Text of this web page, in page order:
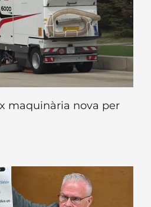
maquinària nova per